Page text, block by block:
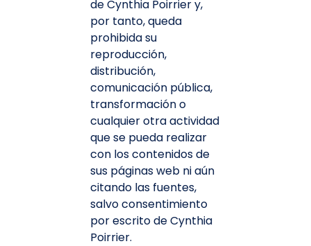
de Cynthia Poirrier y,
por tanto, queda
prohibida su
reproducción,
distribución,
comunicación pública,
transformación o
cualquier otra actividad
que se pueda realizar
con los contenidos de
sus páginas web ni aún
citando las fuentes,
salvo consentimiento
por escrito de Cynthia
Poirrier.